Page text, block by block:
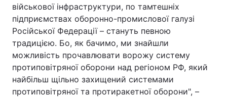
військової інфраструктури, по тамтешніх
підприємствах оборонно-промислової галузі
Російської Федерації – стануть певною
традицією. Бо, як бачимо, ми знайшли
можливість прочавлювати ворожу систему
протиповітряної оборони над регіоном РФ, який
найбільш щільно захищений системами
протиповітряної та протиракетної оборони", –